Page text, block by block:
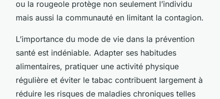
ou la rougeole protège non seulement l’individu
mais aussi la communauté en limitant la contagion.
L’importance du mode de vie dans la prévention
santé est indéniable. Adapter ses habitudes
alimentaires, pratiquer une activité physique
régulière et éviter le tabac contribuent largement à
réduire les risques de maladies chroniques telles